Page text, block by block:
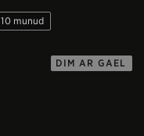
10 munud
DIM AR GAEL